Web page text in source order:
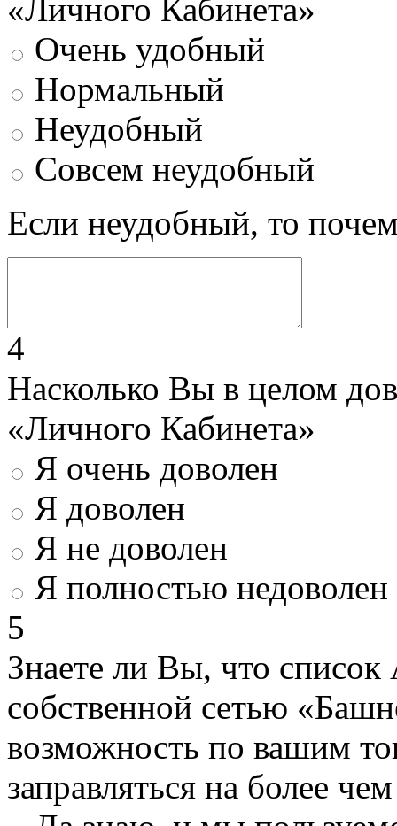
«Личного Кабинета»
Очень удобный
Нормальный
Неудобный
Совсем неудобный
Если неудобный, то
4
Насколько Вы в целом
«Личного Кабинета»
Я очень доволен
Я доволен
Я не доволен
Я полностью недоволен
5
Знаете ли Вы, что
собственной сетью
возможность по вашим
заправляться на более